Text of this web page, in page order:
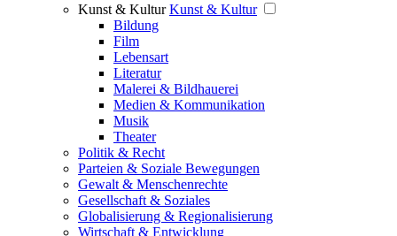
Kunst & Kultur Kunst & Kultur
Bildung
Film
Lebensart
Literatur
Malerei & Bildhauerei
Medien & Kommunikation
Musik
Theater
Politik & Recht
Parteien & Soziale Bewegungen
Gewalt & Menschenrechte
Gesellschaft & Soziales
Globalisierung & Regionalisierung
Wirtschaft & Entwicklung